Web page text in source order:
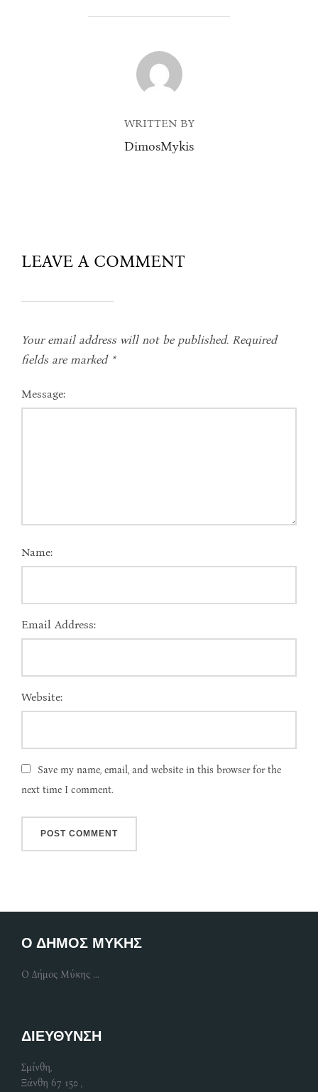
POST AUTHOR
WRITTEN BY
DimosMykis
LEAVE A COMMENT
Your email address will not be published. Required
fields are marked *
Message:
Name:
Email Address:
Website:
Save my name, email, and website in this browser for the
next time I comment.
Ο ΔΗΜΟΣ ΜΥΚΗΣ
Ο Δήμος Μύκης ...
ΔΙΕΥΘΥΝΣΗ
Σμίνθη,
Ξάνθη 67 150 ,